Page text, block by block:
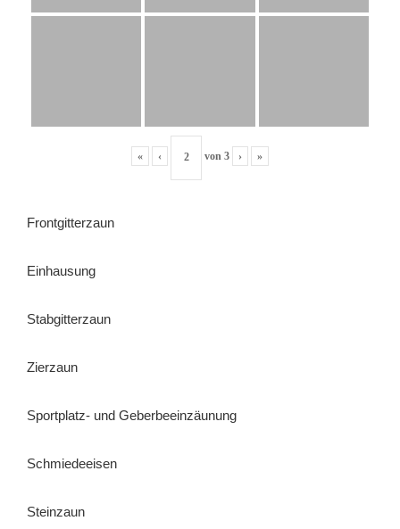
« ‹ von 3 › »
Frontgitterzaun
Einhausung
Stabgitterzaun
Zierzaun
Sportplatz- und Geberbeeinzäunung
Schmiedeeisen
Steinzaun